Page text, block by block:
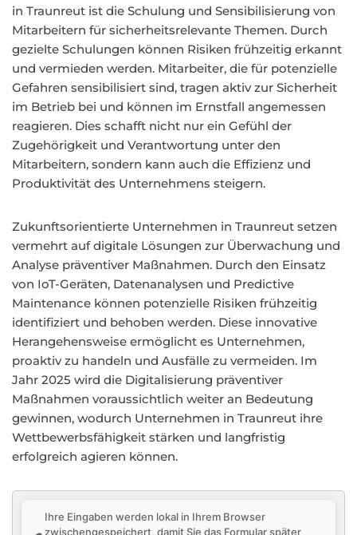
in Traunreut ist die Schulung und Sensibilisierung von
Mitarbeitern für sicherheitsrelevante Themen. Durch
gezielte Schulungen können Risiken frühzeitig erkannt
und vermieden werden. Mitarbeiter, die für potenzielle
Gefahren sensibilisiert sind, tragen aktiv zur Sicherheit
im Betrieb bei und können im Ernstfall angemessen
reagieren. Dies schafft nicht nur ein Gefühl der
Zugehörigkeit und Verantwortung unter den
Mitarbeitern, sondern kann auch die Effizienz und
Produktivität des Unternehmens steigern.
Zukunftsorientierte Unternehmen in Traunreut setzen
vermehrt auf digitale Lösungen zur Überwachung und
Analyse präventiver Maßnahmen. Durch den Einsatz
von IoT-Geräten, Datenanalysen und Predictive
Maintenance können potenzielle Risiken frühzeitig
identifiziert und behoben werden. Diese innovative
Herangehensweise ermöglicht es Unternehmen,
proaktiv zu handeln und Ausfälle zu vermeiden. Im
Jahr 2025 wird die Digitalisierung präventiver
Maßnahmen voraussichtlich weiter an Bedeutung
gewinnen, wodurch Unternehmen in Traunreut ihre
Wettbewerbsfähigkeit stärken und langfristig
erfolgreich agieren können.
Ihre Eingaben werden lokal in Ihrem Browser
zwischengespeichert, damit Sie das Formular später